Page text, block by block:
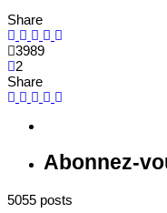
Share
3989
2
Share
Abonnez-
5055 posts